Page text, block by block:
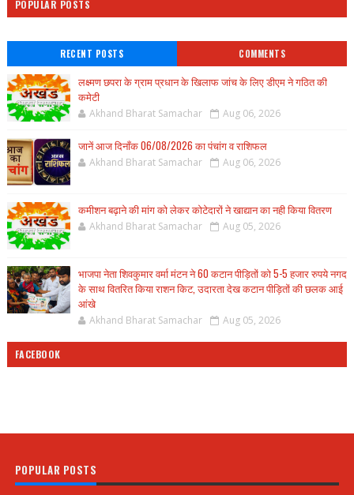
POPULAR POSTS
RECENT POSTS COMMENTS
लक्ष्मण छपरा के ग्राम प्रधान के खिलाफ जांच के लिए डीएम ने गठित की
कमेटी
Akhand Bharat Samachar Aug 06, 2026
जानें आज दिनाँक 06/08/2026 का पंचांग व राशिफल
Akhand Bharat Samachar Aug 06, 2026
कमीशन बढ़ाने की मांग को लेकर कोटेदारों ने खाद्यान का नही किया वितरण
Akhand Bharat Samachar Aug 05, 2026
भाजपा नेता शिवकुमार वर्मा मंटन ने 60 कटान पीड़ितों को 5-5 हजार रुपये नगद
के साथ वितरित किया राशन किट, उदारता देख कटान पीड़ितों की छलक आई
आंखे
Akhand Bharat Samachar Aug 05, 2026
FACEBOOK
POPULAR POSTS